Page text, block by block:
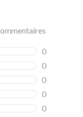
0
0
0
0
0